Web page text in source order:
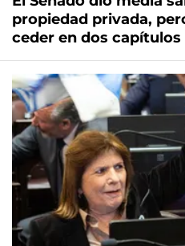
propiedad privada,
ceder en dos capítulos